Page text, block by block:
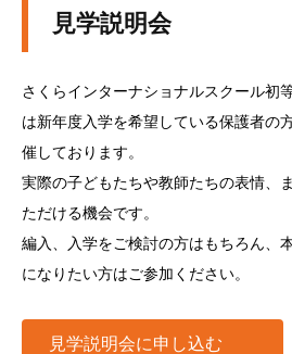
見学説明会
さくらインターナショナルスクール初
は新年度入学を希望している保護者の
催しております。
実際の子どもたちや教師たちの表情、
ただける機会です。
編入、入学をご検討の方はもちろん、
になりたい方はご参加ください。
見学説明会に申し込む